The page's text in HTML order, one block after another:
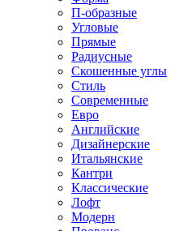
П-образные
Угловые
Прямые
Радиусные
Скошенные углы
Стиль
Современные
Евро
Английские
Дизайнерские
Итальянские
Кантри
Классические
Лофт
Модерн